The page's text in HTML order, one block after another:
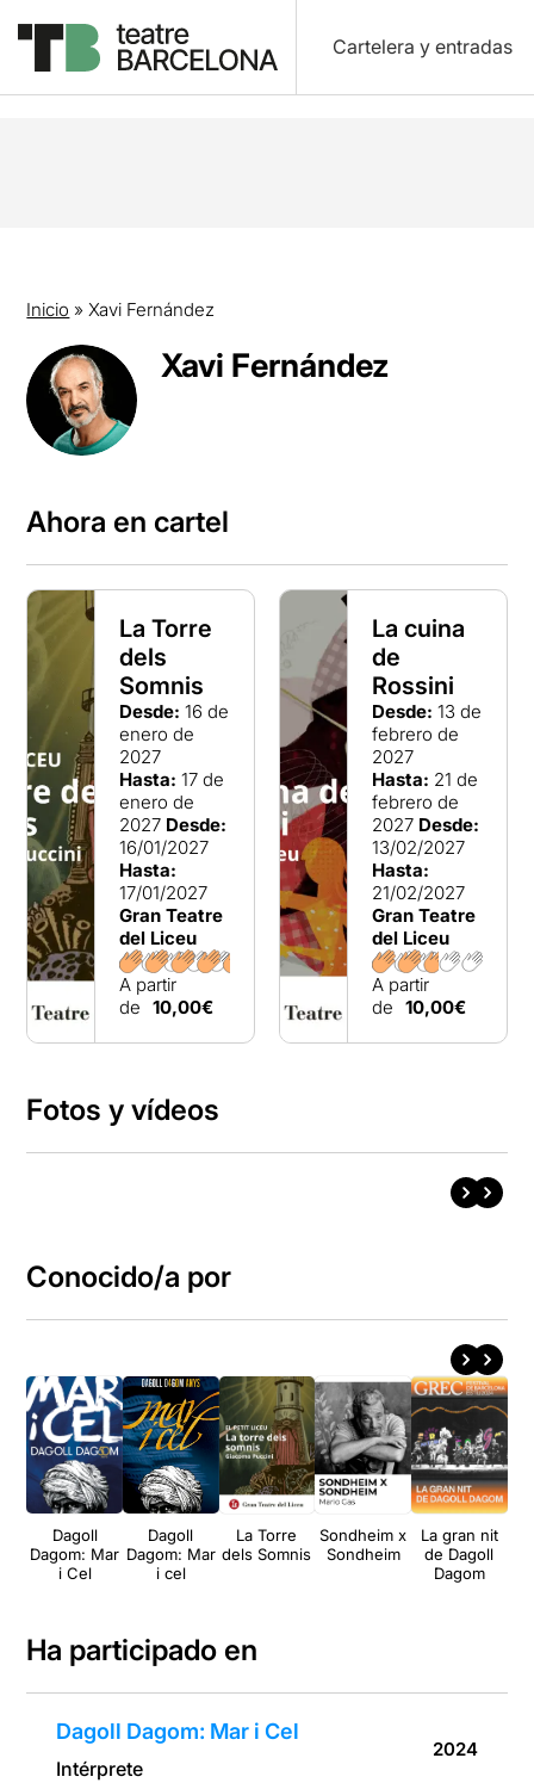
Cartelera y entradas
Inicio »Xavi Fernández
Xavi Fernández
Ahora en cartel
La Torre
dels
Somnis
Desde: 16 de
enero de
2027
Hasta: 17 de
enero de
2027 Desde:
16/01/2027
Hasta:
17/01/2027
Gran Teatre
del Liceu
A partir
de 10,00€
La cuina
de
Rossini
Desde: 13 de
febrero de
2027
Hasta: 21 de
febrero de
2027 Desde:
13/02/2027
Hasta:
21/02/2027
Gran Teatre
del Liceu
A partir
de 10,00€
Fotos y vídeos
Conocido/a por
Dagoll
Dagom: Mar
i Cel
Dagoll
Dagom: Mar
i cel
La Torre
dels Somnis
Sondheim x
Sondheim
La gran nit
de Dagoll
Dagom
Ha participado en
Dagoll Dagom: Mar i Cel
Intérprete
2024